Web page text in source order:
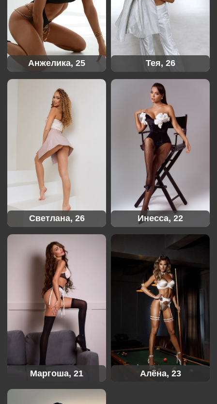
Анжелика, 25 Тея, 26
Светлана, 26 Инесса, 22
Маргоша, 21 Алёна, 23